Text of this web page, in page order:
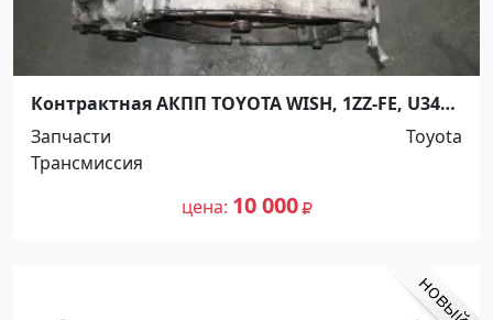
Контрактная АКПП TOYOTA WISH, 1ZZ-FE, U341F
Ростов
Запчасти
Toyota
Трансмиссия
цена 10 000